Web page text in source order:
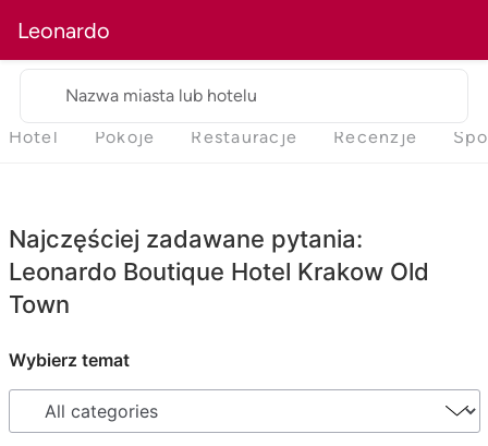
Leonardo
Nazwa miasta lub hotelu
Hotel Pokoje Restauracje Recenzje
Najczęściej zadawane pytania:
Leonardo Boutique Hotel Krakow Old
Town
Wybierz temat